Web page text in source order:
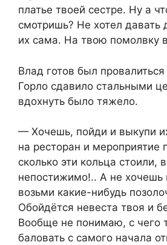
платье твоей сестре. Ну а
смотришь? Не хотел давать
их сама. На твою помолвку
Влад готов был
Горло сдавило стальными
вдохнуть было тяжело.
— Хочешь, пойди и выкупи
на ресторан и мероприятие
сколько эти кольца стоили,
непостижимо!.. А не хочешь
возьми какие-нибудь
Обойдётся невеста твоя и
Вообще не понимаю, с чего
баловать с самого начала